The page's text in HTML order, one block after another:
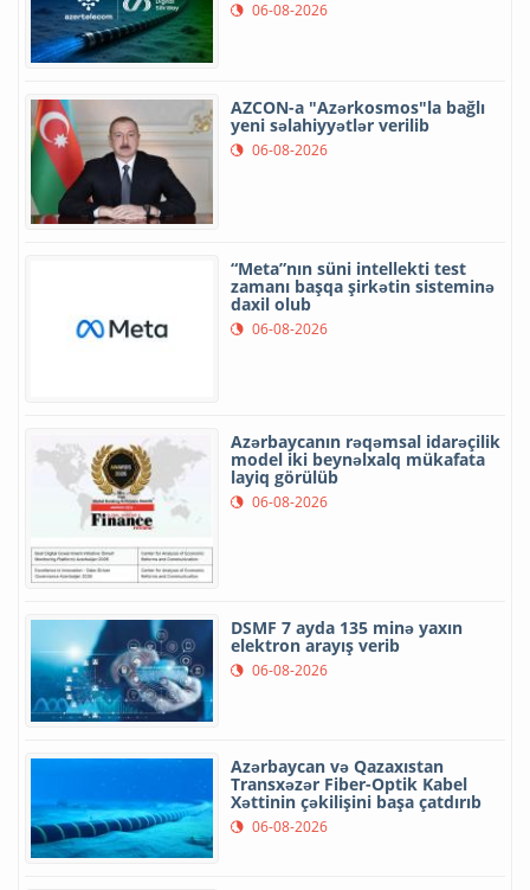
06-08-2026
AZCON-a "Azərkosmos"la bağlı
yeni səlahiyyətlər verilib
06-08-2026
“Meta”nın süni intellekti test
zamanı başqa şirkətin sisteminə
daxil olub
06-08-2026
Azərbaycanın rəqəmsal idarəçilik
model iki beynəlxalq mükafata
layiq görülüb
06-08-2026
DSMF 7 ayda 135 minə yaxın
elektron arayış verib
06-08-2026
Azərbaycan və Qazaxıstan
Transxəzər Fiber-Optik Kabel
Xəttinin çəkilişini başa çatdırıb
06-08-2026